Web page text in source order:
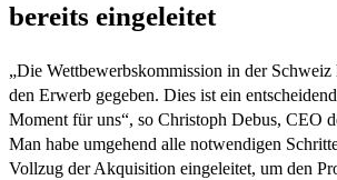
bereits eingeleitet
„Die Wettbewerbskommission in der
den Erwerb gegeben. Dies ist ein
Moment für uns“, so Christoph Debus, CEO
Man habe umgehend alle notwendigen
Vollzug der Akquisition eingeleitet, um den